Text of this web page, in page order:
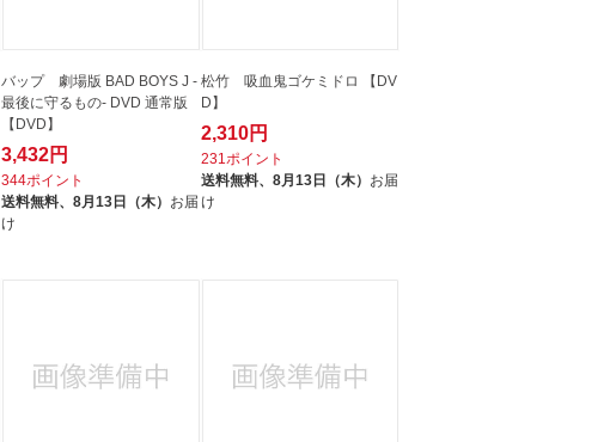
バップ 劇場版 BAD BOYS J -
最後に守るもの- DVD 通常版
【DVD】
3,432円
344ポイント
送料無料、8月13日（木） お届
け
松竹 吸血鬼ゴケミドロ 【DV
D】
2,310円
231ポイント
送料無料、 8月13日（木） お届
け